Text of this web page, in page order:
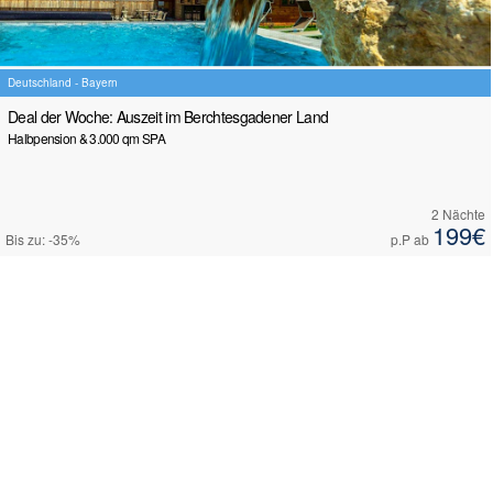
Deutschland - Bayern
Deal der Woche: Auszeit im Berchtesgadener Land
Halbpension & 3.000 qm SPA
Bis zu: -35%
2 Nächte
p.P ab 199€